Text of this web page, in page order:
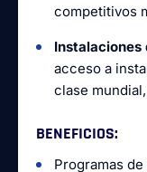
competitivos
Instalaciones
acceso a
clase
BENEFICIOS:
Programas